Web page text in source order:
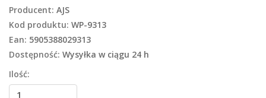
Producent: AJS
Kod produktu: WP-9313
Ean: 5905388029313
Dostępność: Wysyłka w ciągu 24 h
Ilość: